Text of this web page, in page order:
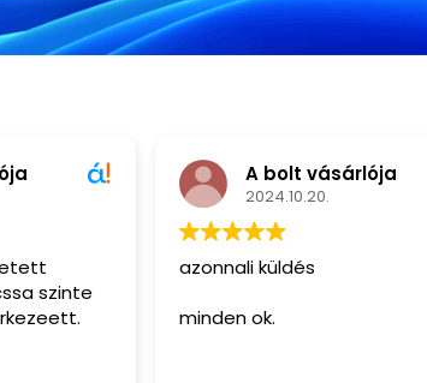
A bolt vásárlója
2024.10.20.
azonnali küldés
minden ok.